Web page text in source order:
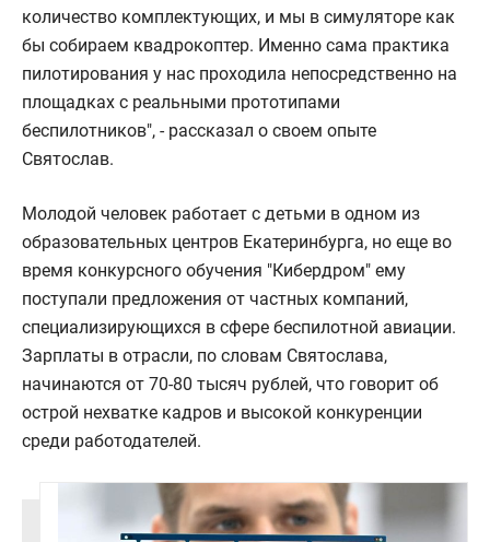
количество комплектующих, и мы в симуляторе как
бы собираем квадрокоптер. Именно сама практика
пилотирования у нас проходила непосредственно на
площадках с реальными прототипами
беспилотников", - рассказал о своем опыте
Святослав.
Молодой человек работает с детьми в одном из
образовательных центров Екатеринбурга, но еще во
время конкурсного обучения "Кибердром" ему
поступали предложения от частных компаний,
специализирующихся в сфере беспилотной авиации.
Зарплаты в отрасли, по словам Святослава,
начинаются от 70-80 тысяч рублей, что говорит об
острой нехватке кадров и высокой конкуренции
среди работодателей.